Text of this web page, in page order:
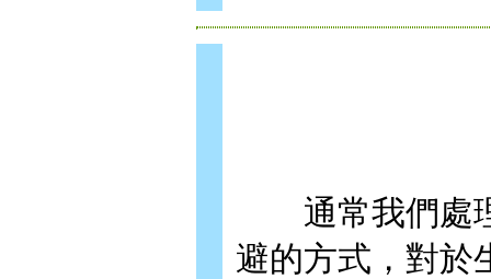
通常我們處理
避的方式，對於